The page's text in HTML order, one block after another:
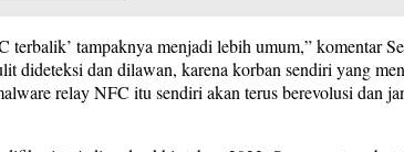
tampaknya menjadi lebih umum,” komentar
dan dilawan, karena korban sendiri yang
relay NFC itu sendiri akan terus berevolusi dan